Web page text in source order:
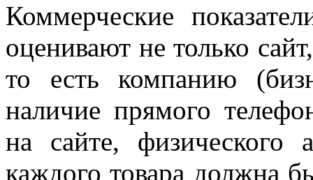
Коммерческие
оценивают не только
то есть компанию
наличие прямого
на сайте,
каждого товара должна